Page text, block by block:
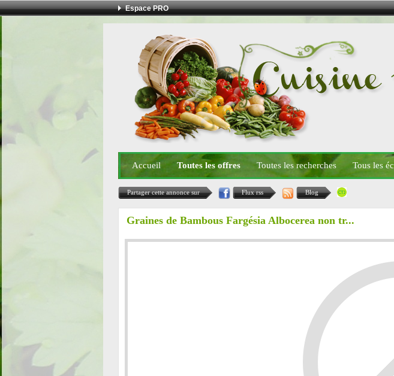
Espace PRO
Accueil Toutes les offres Toutes les recherches Tous les
Partager cette annonce sur Flux rss Blog
Graines de Bambous Fargésia Albocerea non tr...